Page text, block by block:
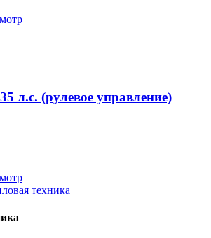
л.с. (рулевое управление)
техника